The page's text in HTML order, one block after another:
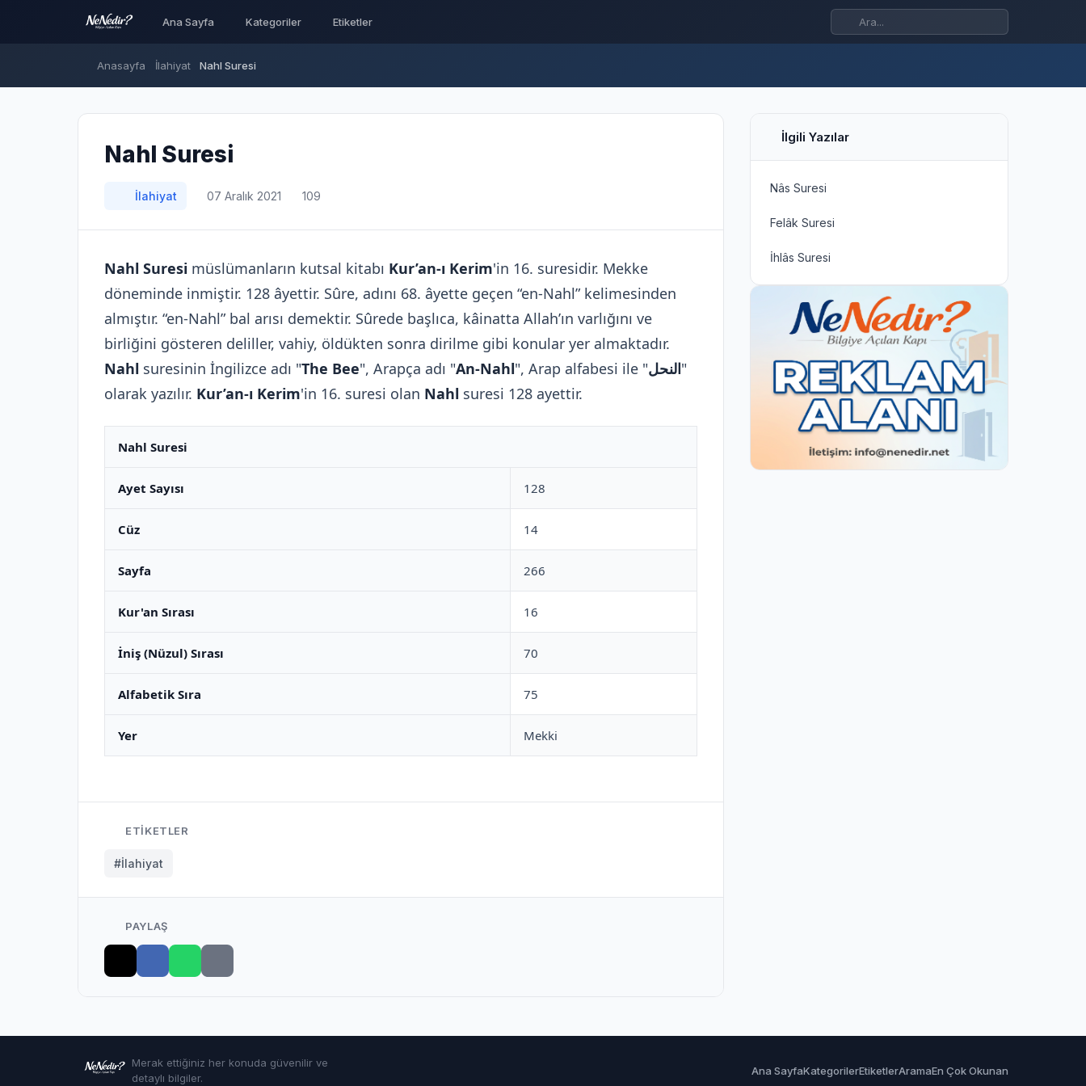
Ana Sayfa Kategoriler Etiketler
Anasayfa İlahiyat Nahl Suresi
Nahl Suresi
İlahiyat 07 Aralık 2021 109
Nahl Suresi müslümanların kutsal kitabı Kur’an-ı Kerim'in 16. suresidir. Mekke
döneminde inmiştir. 128 âyettir. Sûre, adını 68. âyette geçen “en-Nahl” kelimesinden
almıştır. “en-Nahl” bal arısı demektir. Sûrede başlıca, kâinatta Allah’ın varlığını ve
birliğini gösteren deliller, vahiy, öldükten sonra dirilme gibi konular yer almaktadır.
Nahl suresinin İngilizce adı "The Bee", Arapça adı "An-Nahl", Arap alfabesi ile "النحل"
olarak yazılır. Kur’an-ı Kerim'in 16. suresi olan Nahl suresi 128 ayettir.
Nahl Suresi
Ayet Sayısı 128
Cüz 14
Sayfa 266
Kur'an Sırası 16
İniş (Nüzul) Sırası 70
Alfabetik Sıra 75
Yer Mekki
ETIKETLER
#İlahiyat
PAYLAŞ
İlgili Yazılar
Nâs Suresi
Felâk Suresi
İhlâs Suresi
Merak ettiğiniz her konuda güvenilir ve
detaylı bilgiler.
Ana SayfaKategorilerEtiketlerAramaEn Çok Okunan